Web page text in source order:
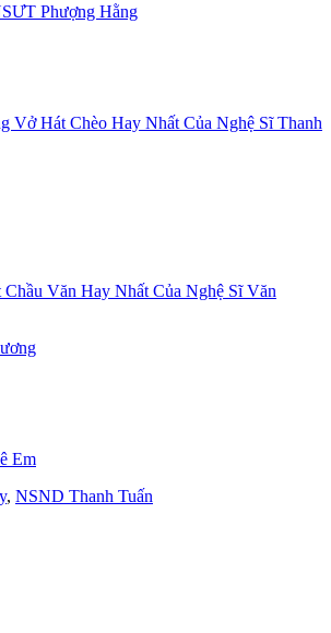
Phượng Hằng
Vở Hát Chèo Hay Nhất Của Nghệ Sĩ Thanh
Văn Hay Nhất Của Nghệ Sĩ Văn
Em
, NSND Thanh Tuấn